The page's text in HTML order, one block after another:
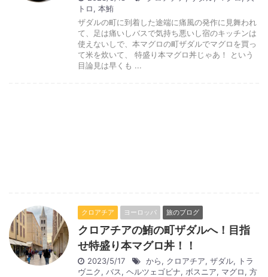
トロ, 本鮪
ザダルの町に到着した途端に痛風の発作に見舞われ
て、足は痛いしバスで気持ち悪いし宿のキッチンは
使えないしで、本マグロの町ザダルでマグロを買っ
て米を炊いて、 特盛り本マグロ丼じゃあ！ という
目論見は早くも ...
クロアチア ヨーロッパ 旅のブログ
クロアチアの鮪の町ザダルへ！目指
せ特盛り本マグロ丼！！
2023/5/17 から, クロアチア, ザダル, トラ
ヴニク, バス, ヘルツェゴビナ, ボスニア, マグロ, 方